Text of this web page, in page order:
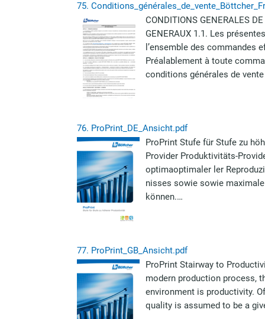
75.
CONDITIONS GENERALES
GENERAUX 1.1. Les
l’ensemble des commandes
Préalablement à toute
conditions générales de
76. ProPrint_DE_Ansicht.pdf
ProPrint Stufe für Stufe zu
Provider Produktivitäts-
optimaoptimaler ler
nisses sowie sowie
können.…
77. ProPrint_GB_Ansicht.pdf
ProPrint Stairway to
modern production process,
environment is productivity.
quality is assumed to be a